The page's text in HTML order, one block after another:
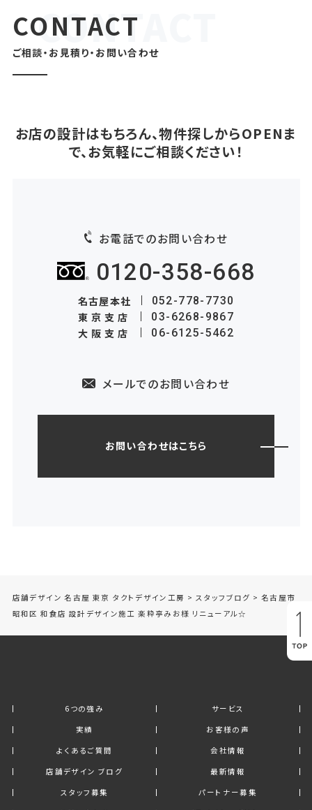
CONTACT
ご相談・お見積り・お問い合わせ
お店の設計はもちろん、物件探しからOPENま
で、お気軽にご相談ください！
お電話でのお問い合わせ
0120-358-668
名古屋本社 052-778-7730
東京支店 03-6268-9867
大阪支店 06-6125-5462
メールでのお問い合わせ
お問い合わせはこちら
店舗デザイン 名古屋 東京 タクトデザイン工房 > スタッフブログ > 名古屋市
昭和区 和食店 設計デザイン施工 楽粋亭みお様 リニューアル☆
6つの強み
サービス
実績
お客様の声
よくあるご質問
会社情報
店舗デザイン ブログ
最新情報
スタッフ募集
パートナー募集